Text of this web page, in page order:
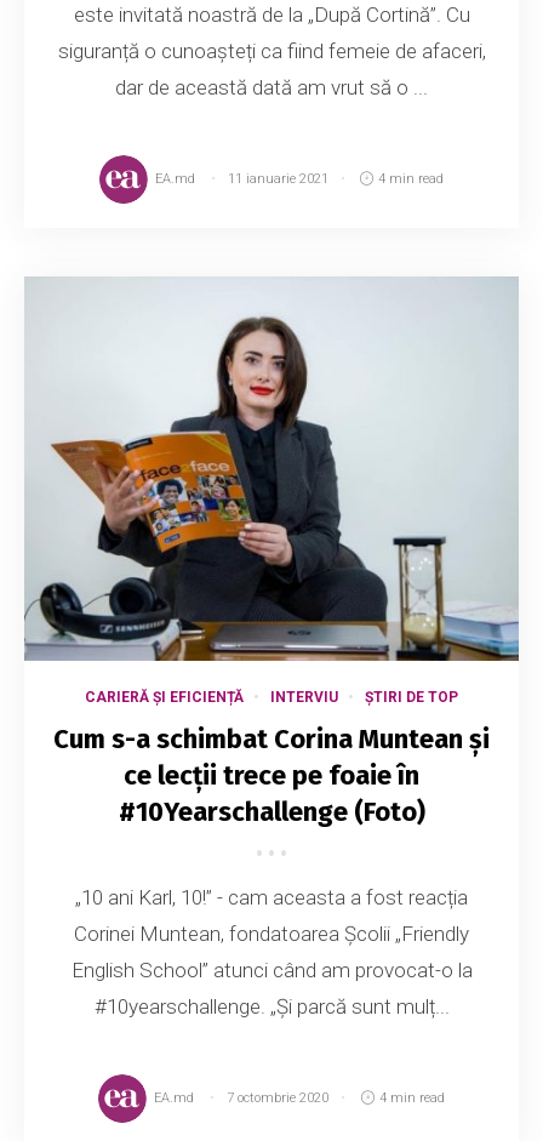
este invitată noastră de la „După Cortină”. Cu
siguranță o cunoașteți ca fiind femeie de afaceri,
dar de această dată am vrut să o ...
EA.md 11 ianuarie 2021 4 min read
CARIERĂ ȘI EFICIENȚĂ INTERVIU ȘTIRI DE TOP
Cum s-a schimbat Corina Muntean și
ce lecții trece pe foaie în
#10Yearschallenge (Foto)
„10 ani Karl, 10!” - cam aceasta a fost reacția
Corinei Muntean, fondatoarea Școlii „Friendly
English School” atunci când am provocat-o la
#10yearschallenge. „Și parcă sunt mulț...
EA.md 7 octombrie 2020 4 min read